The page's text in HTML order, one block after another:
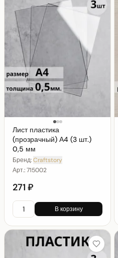
Лист пластика
(прозрачный) А4 (3 шт.)
0,5 мм
Бренд:Craftstory
Арт.:715002
271 ₽
В корзину